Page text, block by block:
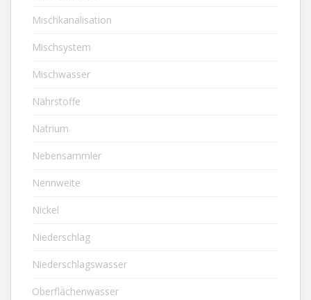
Mischkanalisation
Mischsystem
Mischwasser
Nährstoffe
Natrium
Nebensammler
Nennweite
Nickel
Niederschlag
Niederschlagswasser
Oberflächenwasser